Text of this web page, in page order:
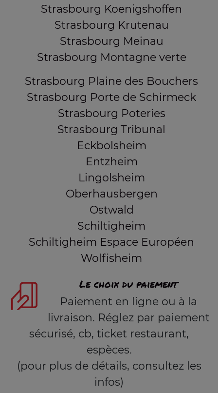
Strasbourg Koenigshoffen
Strasbourg Krutenau
Strasbourg Meinau
Strasbourg Montagne verte
Strasbourg Plaine des Bouchers
Strasbourg Porte de Schirmeck
Strasbourg Poteries
Strasbourg Tribunal
Eckbolsheim
Entzheim
Lingolsheim
Oberhausbergen
Ostwald
Schiltigheim
Schiltigheim Espace Européen
Wolfisheim
Le choix du paiement
Paiement en ligne ou à la
livraison. Réglez par paiement
sécurisé, cb, ticket restaurant,
espèces.
(pour plus de détails, consultez les
infos)